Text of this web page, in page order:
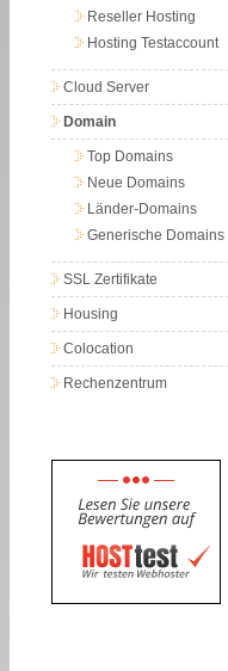
Reseller Hosting
Hosting Testaccount
Cloud Server
Domain
Top Domains
Neue Domains
Länder-Domains
Generische Domains
SSL Zertifikate
Housing
Colocation
Rechenzentrum